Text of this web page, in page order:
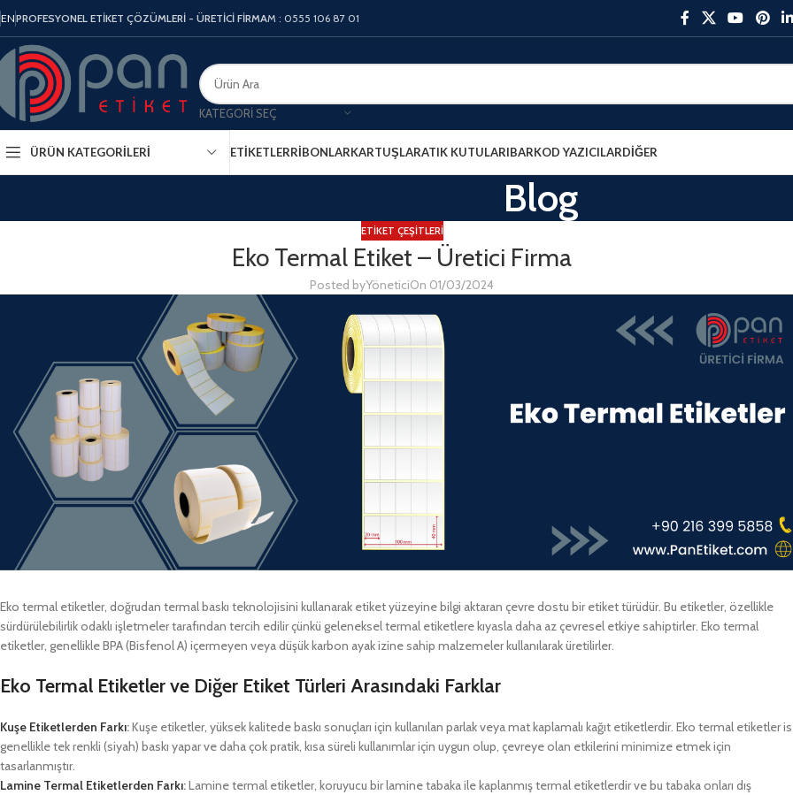
ENPROFESYONEL ETİKET ÇÖZÜMLERİ - ÜRETİCİ FİRMAM : 0555 106 87 01
KATEGORI SEÇ
ÜRÜN KATEGORILERI ETIKETLERRIBONLARKARTUŞLARATIK KUTULARIBARKOD YAZICILARDIĞER
Blog
ETIKET ÇEŞITLERI
Eko Termal Etiket – Üretici Firma
Posted byYöneticiOn 01/03/2024
Eko termal etiketler, doğrudan termal baskı teknolojisini kullanarak etiket yüzeyine bilgi aktaran çevre dostu bir etiket türüdür. Bu etiketler, özellikle
sürdürülebilirlik odaklı işletmeler tarafından tercih edilir çünkü geleneksel termal etiketlere kıyasla daha az çevresel etkiye sahiptirler. Eko termal
etiketler, genellikle BPA (Bisfenol A) içermeyen veya düşük karbon ayak izine sahip malzemeler kullanılarak üretilirler.
Eko Termal Etiketler ve Diğer Etiket Türleri Arasındaki Farklar
Kuşe Etiketlerden Farkı:Kuşe etiketler, yüksek kalitede baskı sonuçları için kullanılan parlak veya mat kaplamalı kağıt etiketlerdir. Eko termal etiketler
genellikle tek renkli (siyah) baskı yapar ve daha çok pratik, kısa süreli kullanımlar için uygun olup, çevreye olan etkilerini minimize etmek için
tasarlanmıştır.
Lamine Termal Etiketlerden Farkı:Lamine termal etiketler, koruyucu bir lamine tabaka ile kaplanmış termal etiketlerdir ve bu tabaka onları dış